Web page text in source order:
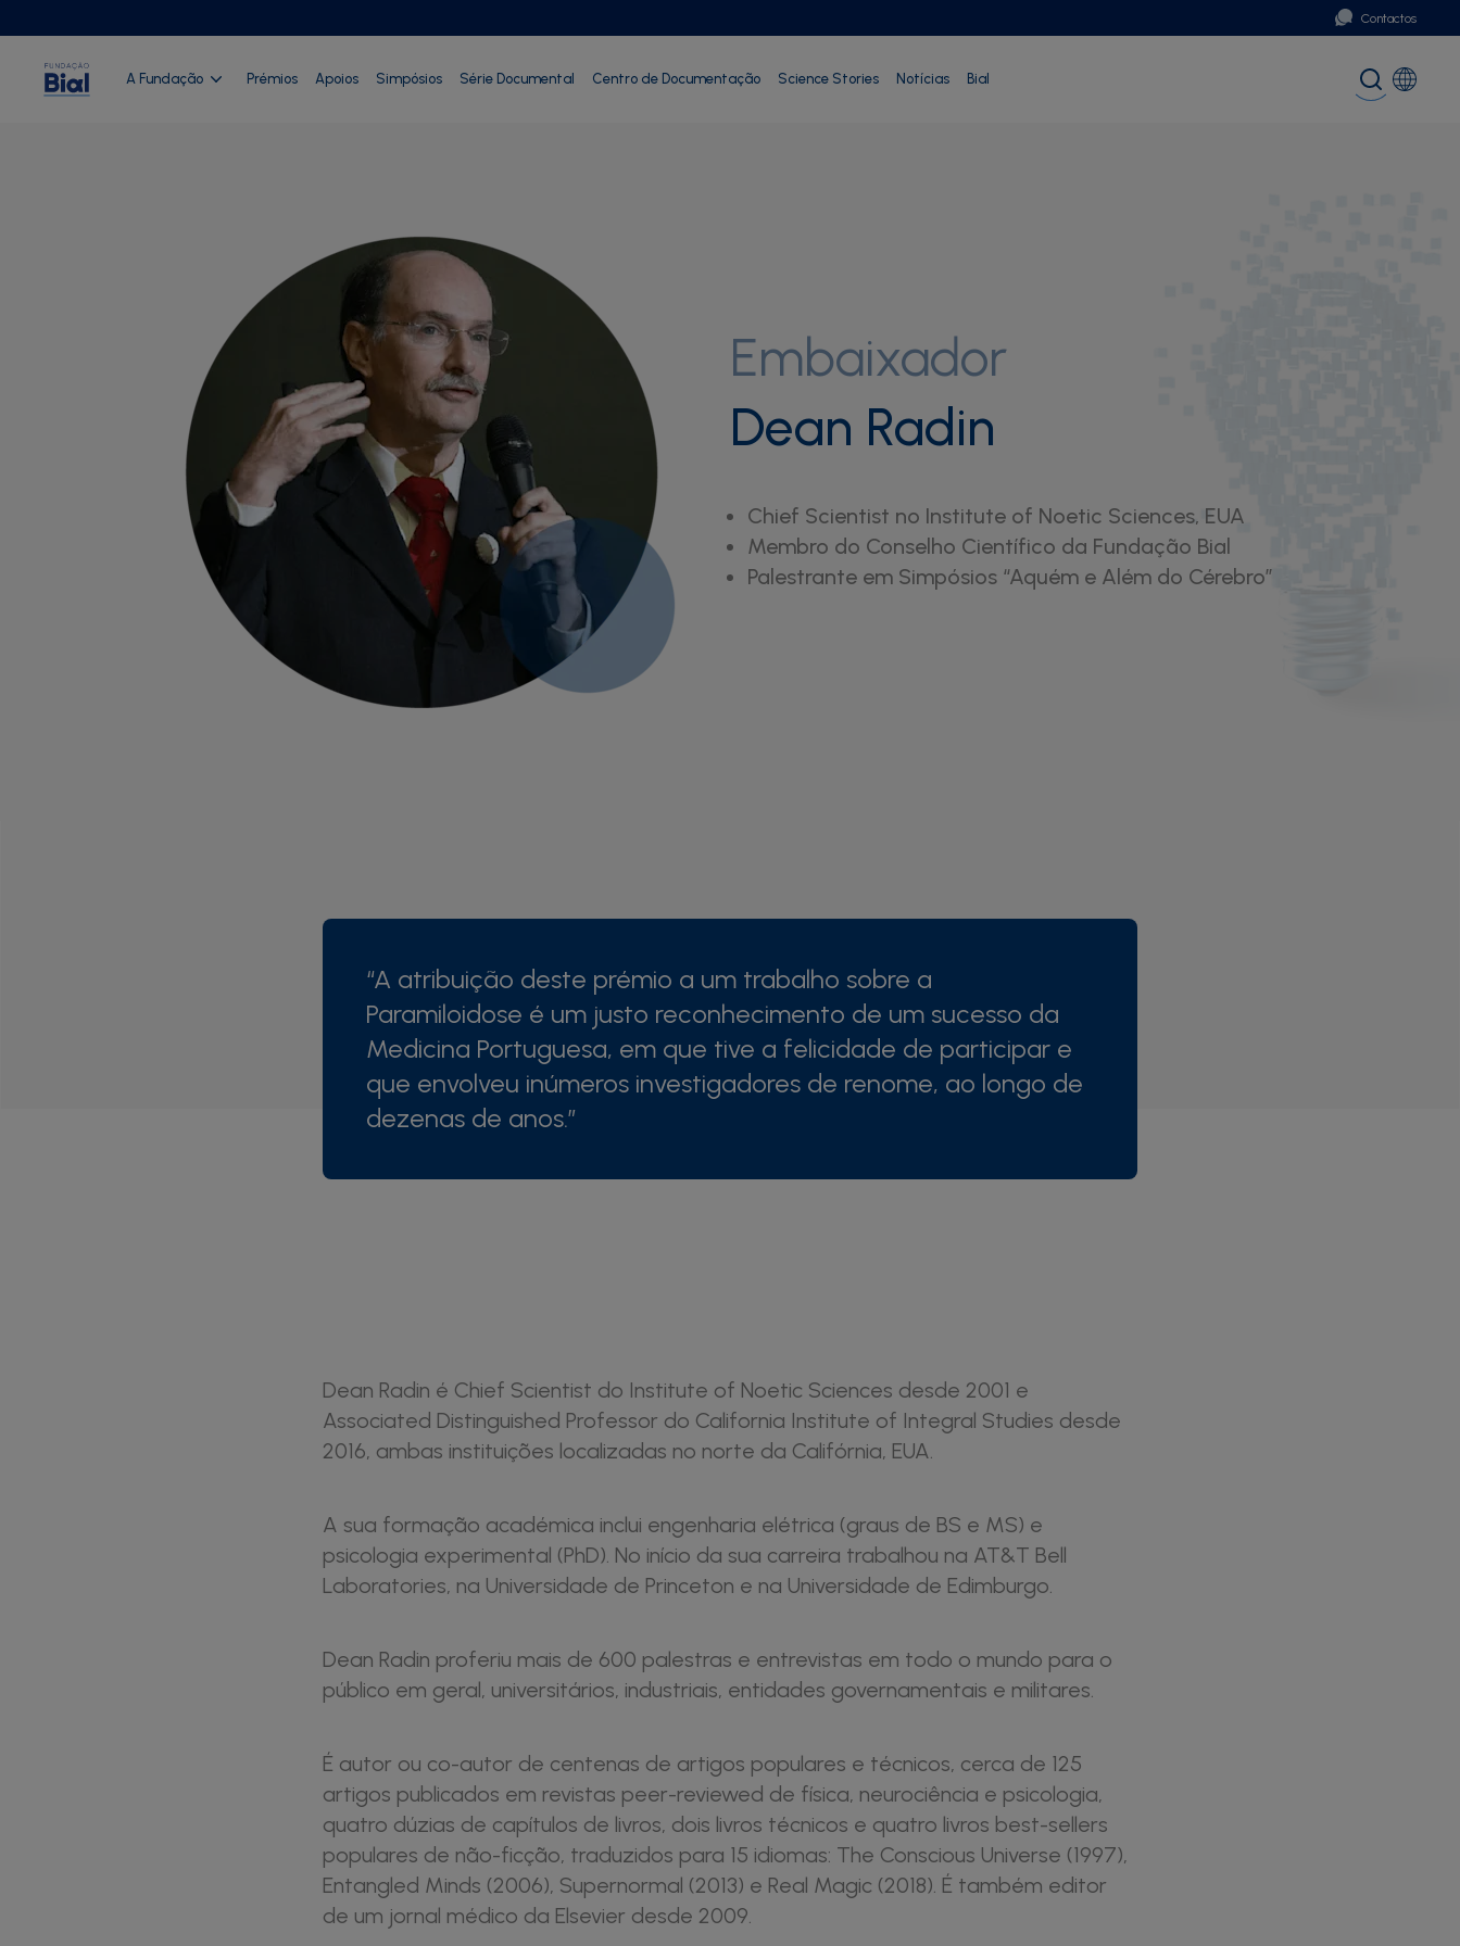
Contactos
A Fundação Prémios Apoios Simpósios Série Documental Centro de Documentação Science Stories Notícias Bial
Embaixador
Dean Radin
Chief Scientist no Institute of Noetic Sciences, EUA
Membro do Conselho Científico da Fundação Bial
Palestrante em Simpósios “Aquém e Além do Cérebro”
“A atribuição deste prémio a um trabalho sobre a
Paramiloidose é um justo reconhecimento de um sucesso da
Medicina Portuguesa, em que tive a felicidade de participar e
que envolveu inúmeros investigadores de renome, ao longo de
dezenas de anos.”
Dean Radin é Chief Scientist do Institute of Noetic Sciences desde 2001 e
Associated Distinguished Professor do California Institute of Integral Studies desde
2016, ambas instituições localizadas no norte da Califórnia, EUA.
A sua formação académica inclui engenharia elétrica (graus de BS e MS) e
psicologia experimental (PhD). No início da sua carreira trabalhou na AT&T Bell
Laboratories, na Universidade de Princeton e na Universidade de Edimburgo.
Dean Radin proferiu mais de 600 palestras e entrevistas em todo o mundo para o
público em geral, universitários, industriais, entidades governamentais e militares.
É autor ou co-autor de centenas de artigos populares e técnicos, cerca de 125
artigos publicados em revistas peer-reviewed de física, neurociência e psicologia,
quatro dúzias de capítulos de livros, dois livros técnicos e quatro livros best-sellers
populares de não-ficção, traduzidos para 15 idiomas: The Conscious Universe (1997),
Entangled Minds (2006), Supernormal (2013) e Real Magic (2018). É também editor
de um jornal médico da Elsevier desde 2009.